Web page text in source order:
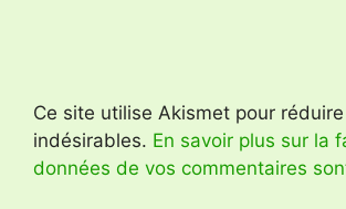
Ce site utilise Akismet pour
indésirables. En savoir plus sur la
données de vos commentaires